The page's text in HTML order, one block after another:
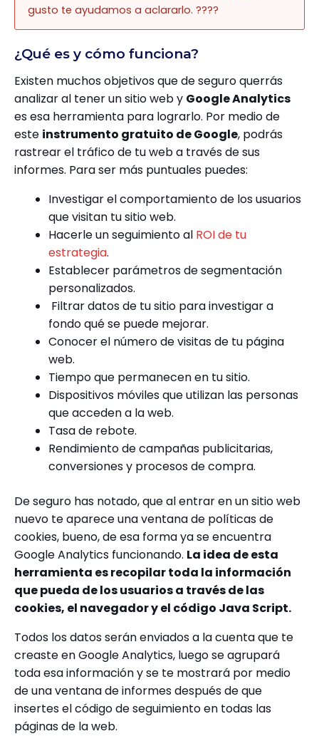
gusto te ayudamos a aclararlo. ????
¿Qué es y cómo funciona?
Existen muchos objetivos que de seguro querrás
analizar al tener un sitio web y Google Analytics
es esa herramienta para lograrlo. Por medio de
este instrumento gratuito de Google, podrás
rastrear el tráfico de tu web a través de sus
informes. Para ser más puntuales puedes:
Investigar el comportamiento de los usuarios
que visitan tu sitio web.
Hacerle un seguimiento al ROI de tu
estrategia.
Establecer parámetros de segmentación
personalizados.
Filtrar datos de tu sitio para investigar a
fondo qué se puede mejorar.
Conocer el número de visitas de tu página
web.
Tiempo que permanecen en tu sitio.
Dispositivos móviles que utilizan las personas
que acceden a la web.
Tasa de rebote.
Rendimiento de campañas publicitarias,
conversiones y procesos de compra.
De seguro has notado, que al entrar en un sitio web
nuevo te aparece una ventana de políticas de
cookies, bueno, de esa forma ya se encuentra
Google Analytics funcionando. La idea de esta
herramienta es recopilar toda la información
que pueda de los usuarios a través de las
cookies, el navegador y el código Java Script.
Todos los datos serán enviados a la cuenta que te
creaste en Google Analytics, luego se agrupará
toda esa información y se te mostrará por medio
de una ventana de informes después de que
insertes el código de seguimiento en todas las
páginas de la web.